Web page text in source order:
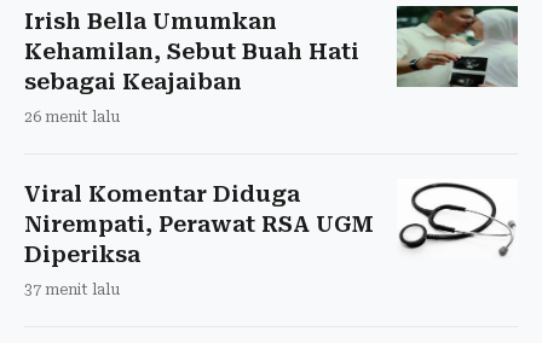
Irish Bella Umumkan
Kehamilan, Sebut Buah Hati
sebagai Keajaiban
26 menit lalu
Viral Komentar Diduga
Nirempati, Perawat RSA UGM
Diperiksa
37 menit lalu